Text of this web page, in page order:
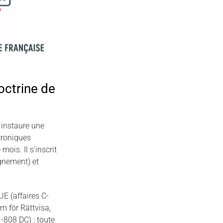
980, 16de
une
Il s’inscrit
et
(affaires C-
för Rättvisa,
DC) : toute